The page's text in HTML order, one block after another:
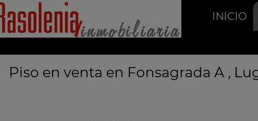
INICIO
Piso en venta en Fonsagrada A ,